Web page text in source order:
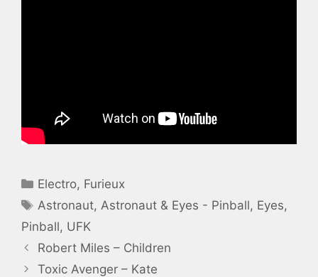
Catégories
Electro, Furieux
Étiquettes
Astronaut, Astronaut & Eyes - Pinball, Eyes,
Pinball, UFK
Robert Miles – Children
Toxic Avenger – Kate